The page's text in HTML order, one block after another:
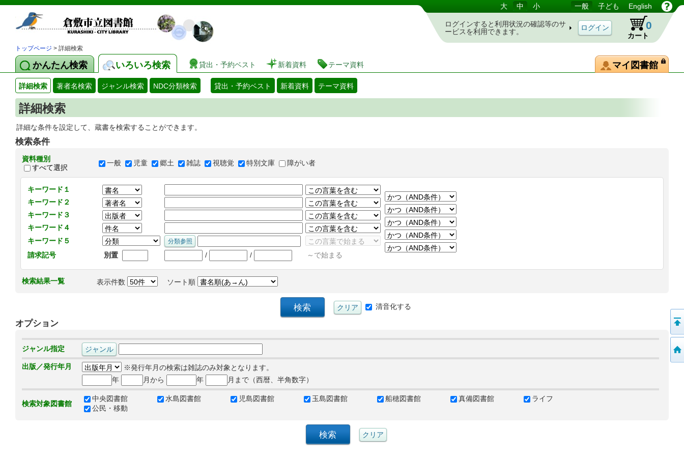
図書館 蔵書検索・予約システム 大 中 小 一般 子ども English
ログインすると利用状況の確認等のサ
ービスを利用できます。
カート
0
トップページ > 詳細検索
かんたん検索 いろいろ検索 貸出・予約ベスト 新着資料 テーマ資料 マイ図書館
詳細検索 著者名検索 ジャンル検索 NDC分類検索 貸出・予約ベスト 新着資料 テーマ資料
詳細検索
詳細な条件を設定して、蔵書を検索することができます。
検索条件
資料種別
すべて選択
一般 児童 郷土 雑誌 視聴覚 特別文庫 障がい者
キーワード１
キーワード２
キーワード３
キーワード４
キーワード５
請求記号
別置 / / ～で始まる
検索結果一覧 表示件数 ソート順
清音化する
オプション
ジャンル指定
出版／発行年月
※発行年月の検索は雑誌のみ対象となります。
年
月から 年 月まで（西暦、半角数字）
検索対象図書館
中央図書館 水島図書館 児島図書館 玉島図書館 船穂図書館 真備図書館
ライフ
公民・移動